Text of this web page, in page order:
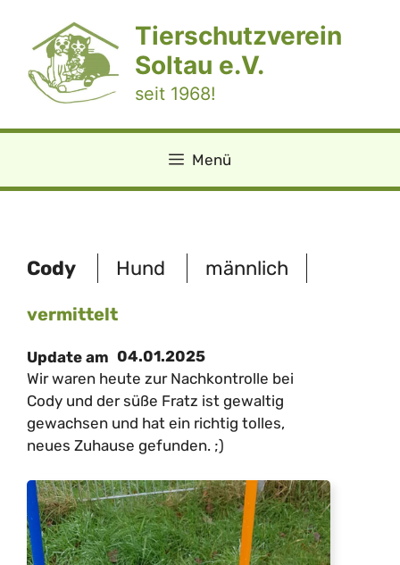
springen
Tierschutzverein
Soltau e.V.
seit 1968!
Menü
Cody Hund männlich
vermittelt
Update am 04.01.2025
Wir waren heute zur Nachkontrolle bei
Cody und der süße Fratz ist gewaltig
gewachsen und hat ein richtig tolles,
neues Zuhause gefunden. ;)